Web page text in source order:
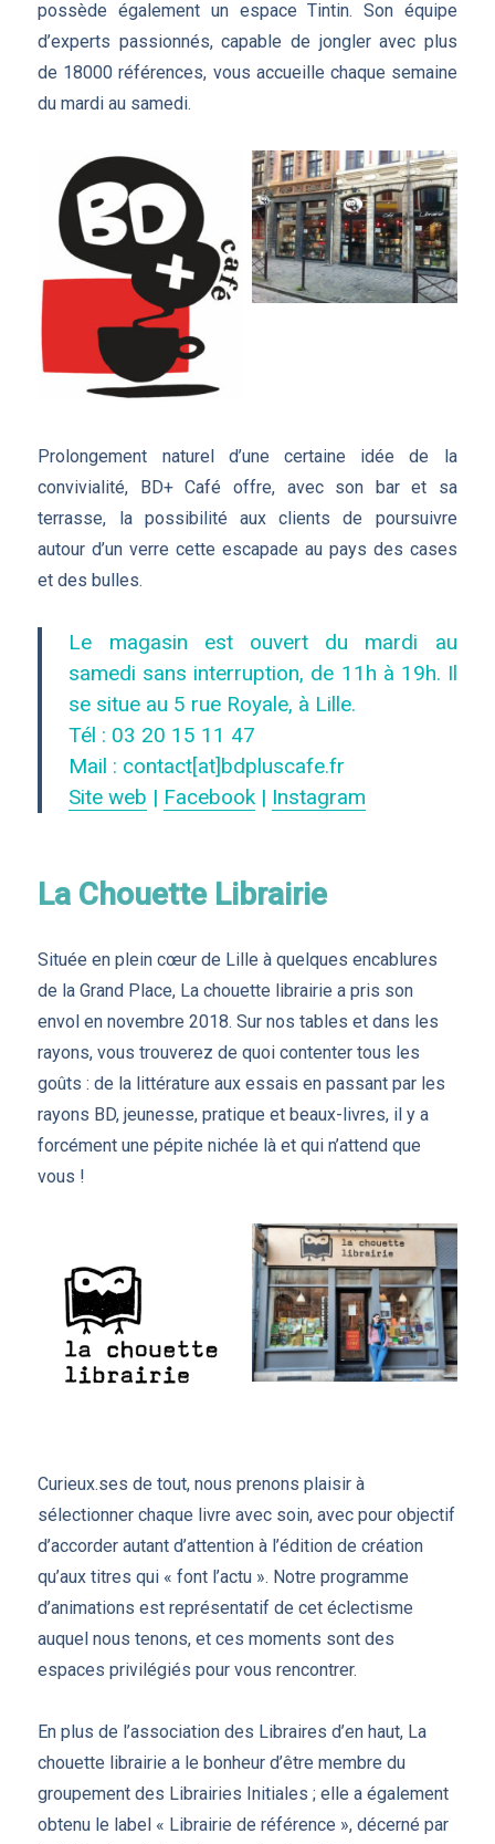
possède également un espace Tintin. Son équipe
d’experts passionnés, capable de jongler avec plus
de 18000 références, vous accueille chaque semaine
du mardi au samedi.
Prolongement naturel d’une certaine idée de la
convivialité, BD+ Café offre, avec son bar et sa
terrasse, la possibilité aux clients de poursuivre
autour d’un verre cette escapade au pays des cases
et des bulles.
Le magasin est ouvert du mardi au
samedi sans interruption, de 11h à 19h. Il
se situe au 5 rue Royale, à Lille.
Tél : 03 20 15 11 47
Mail : contact[at]bdpluscafe.fr
Site web | Facebook | Instagram
La Chouette Librairie
Située en plein cœur de Lille à quelques encablures
de la Grand Place, La chouette librairie a pris son
envol en novembre 2018. Sur nos tables et dans les
rayons, vous trouverez de quoi contenter tous les
goûts : de la littérature aux essais en passant par les
rayons BD, jeunesse, pratique et beaux-livres, il y a
forcément une pépite nichée là et qui n’attend que
vous !
Curieux.ses de tout, nous prenons plaisir à
sélectionner chaque livre avec soin, avec pour objectif
d’accorder autant d’attention à l’édition de création
qu’aux titres qui « font l’actu ». Notre programme
d’animations est représentatif de cet éclectisme
auquel nous tenons, et ces moments sont des
espaces privilégiés pour vous rencontrer.
En plus de l’association des Libraires d’en haut, La
chouette librairie a le bonheur d’être membre du
groupement des Librairies Initiales ; elle a également
obtenu le label « Librairie de référence », décerné par